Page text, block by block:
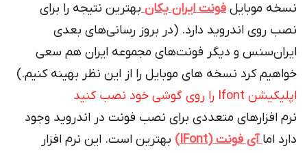
نسخه موبایل فونت ایران یکان بهترین نتیجه را برای
نصب روی اندروید دارد. (در بروز رسانی‌های بعدی
ایران‌سنس و دیگر فونت‌های مجموعه ایران هم سعی
خواهیم کرد نسخه های موبایل را از این نظر بهینه کنیم.)
اپلیکیشن Ifont را روی گوشی خود نصب کنید
نرم افزارهای متعددی برای نصب فونت در اندروید وجود
دارد اماآی فونت (IFont)
بهترین است. این نرم افزار